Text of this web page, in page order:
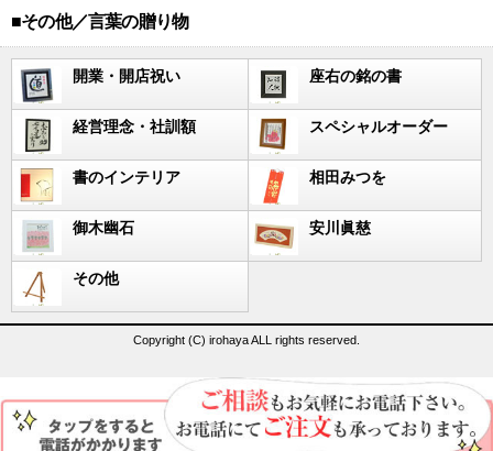
■その他／言葉の贈り物
開業・開店祝い 座右の銘の書
経営理念・社訓額 スペシャルオーダー
書のインテリア 相田みつを
御木幽石 安川眞慈
その他
Copyright (C) irohaya ALL rights reserved.